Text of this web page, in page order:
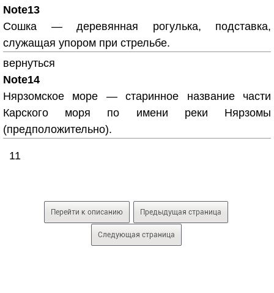
Note13
Сошка — деревянная рогулька, подставка,
служащая упором при стрельбе.
вернуться
Note14
Нярзомское море — старинное название части
Карского моря по имени реки Нярзомы
(предположительно).
11
Перейти к описанию Предыдущая страница
Следующая страница